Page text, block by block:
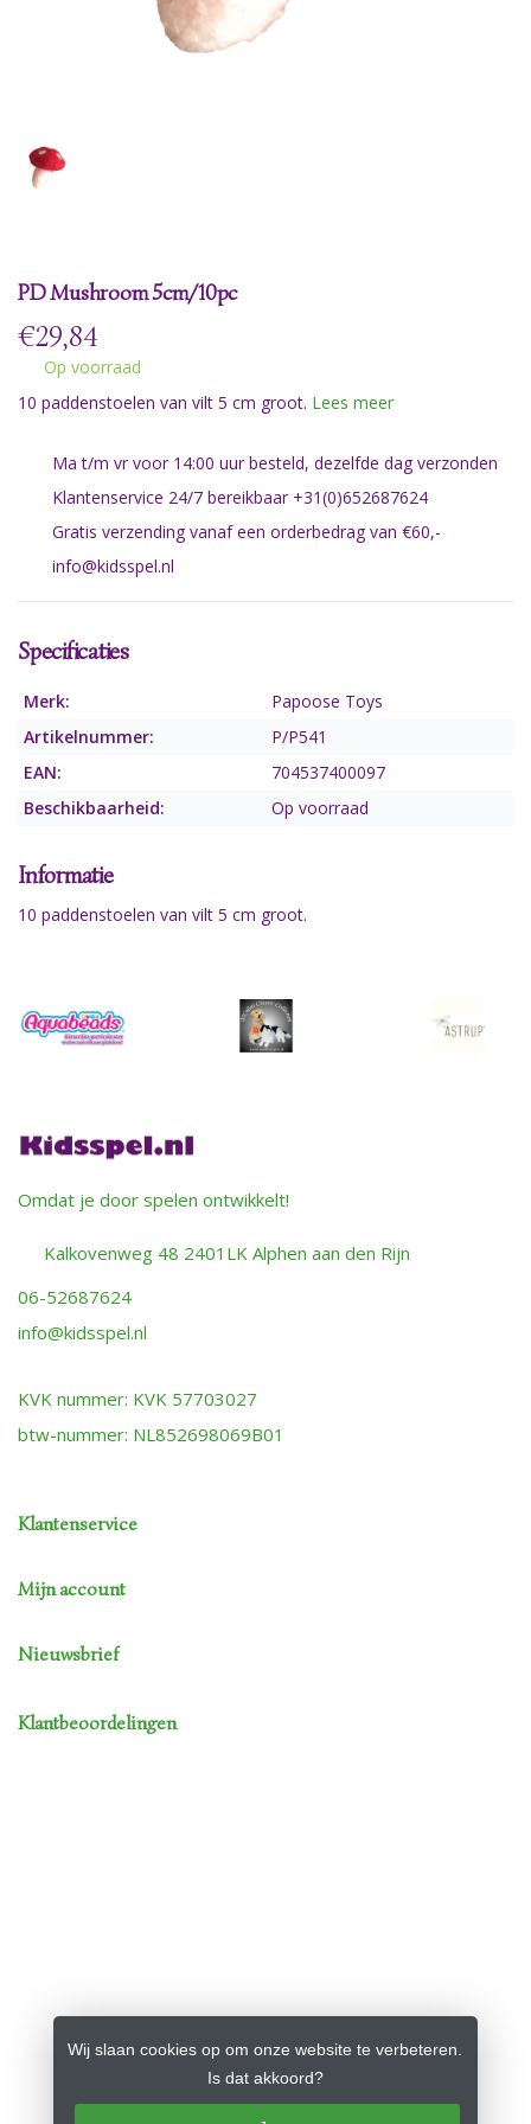
PD Mushroom 5cm/10pc
€29,84
Op voorraad
10 paddenstoelen van vilt 5 cm groot. Lees meer
Ma t/m vr voor 14:00 uur besteld, dezelfde dag verzonden
Klantenservice 24/7 bereikbaar +31(0)652687624
Gratis verzending vanaf een orderbedrag van €60,-
info@kidsspel.nl
Specificaties
Merk:
Papoose Toys
Artikelnummer:
P/P541
EAN:
704537400097
Beschikbaarheid:
Op voorraad
Informatie
10 paddenstoelen van vilt 5 cm groot.
Omdat je door spelen ontwikkelt!
Kalkovenweg 48 2401LK Alphen aan den Rijn
06-52687624
info@kidsspel.nl
KVK nummer: KVK 57703027
btw-nummer: NL852698069B01
Klantenservice
Mijn account
Nieuwsbrief
Klantbeoordelingen
Wij slaan cookies op om onze website te verbeteren.
Is dat akkoord?